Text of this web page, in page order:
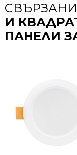
И
ПАНЕЛИ